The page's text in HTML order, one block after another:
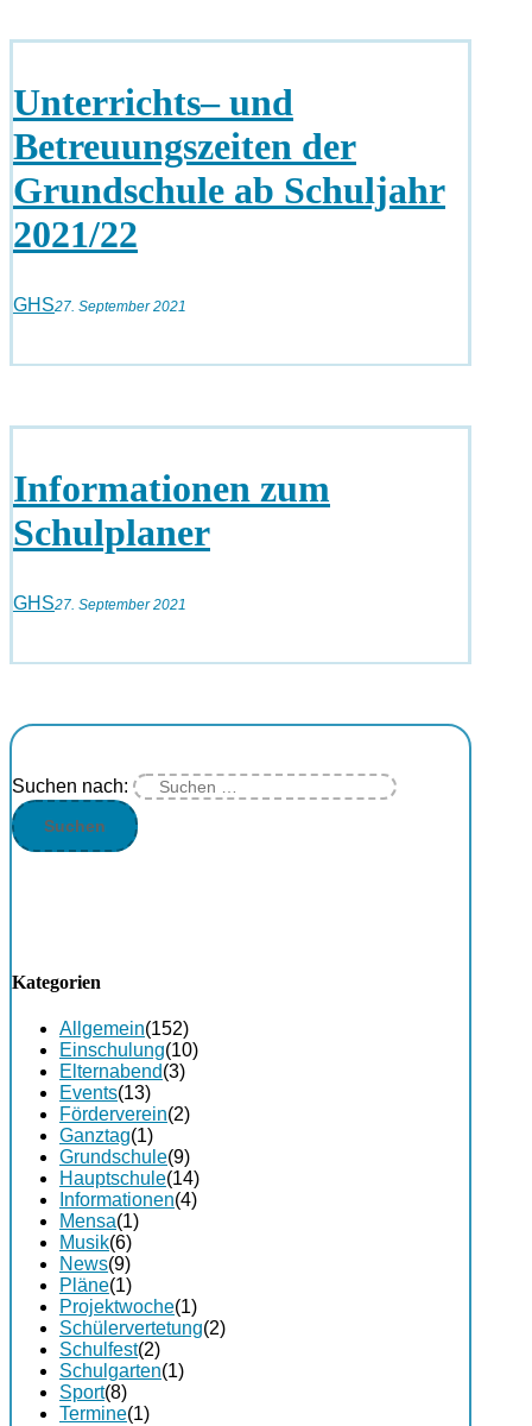
Unterrichts– und
Betreuungszeiten der
Grundschule ab Schuljahr
2021/22
GHS27. September 2021
Informationen zum
Schulplaner
GHS27. September 2021
Suchen nach:
Kategorien
Allgemein(152)
Einschulung(10)
Elternabend(3)
Events(13)
Förderverein(2)
Ganztag(1)
Grundschule(9)
Hauptschule(14)
Informationen(4)
Mensa(1)
Musik(6)
News(9)
Pläne(1)
Projektwoche(1)
Schülervertetung(2)
Schulfest(2)
Schulgarten(1)
Sport(8)
Termine(1)